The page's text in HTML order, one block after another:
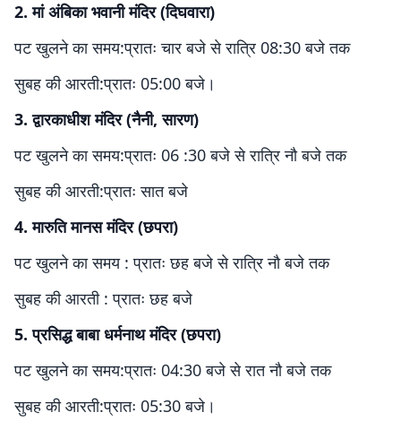
2. मां अंबिका भवानी मंदिर (दिघवारा)
पट खुलने का समय:प्रातः चार बजे से रात्रि 08:30 बजे तक
सुबह की आरती:प्रातः 05:00 बजे।
3. द्वारकाधीश मंदिर (नैनी, सारण)
पट खुलने का समय:प्रातः 06 :30 बजे से रात्रि नौ बजे तक
सुबह की आरती:प्रातः सात बजे
4. मारुति मानस मंदिर (छपरा)
पट खुलने का समय : प्रातः छह बजे से रात्रि नौ बजे तक
सुबह की आरती : प्रातः छह बजे
5. प्रसिद्ध बाबा धर्मनाथ मंदिर (छपरा)
पट खुलने का समय:प्रातः 04:30 बजे से रात नौ बजे तक
सुबह की आरती:प्रातः 05:30 बजे।